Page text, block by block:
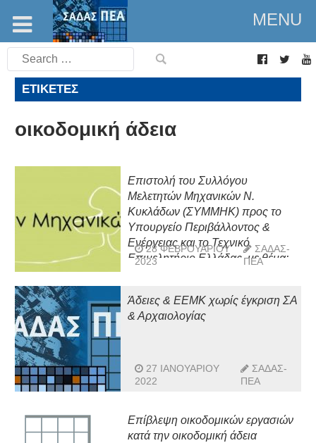
MENU
Search
for:
ΕΤΙΚΈΤΕΣ
οικοδομική άδεια
Επιστολή του Συλλόγου
Μελετητών Μηχανικών Ν.
Κυκλάδων (ΣΥΜΜΗΚ) προς το
Υπουργείο Περιβάλλοντος &
Ενέργειας και το Τεχνικό
Επιμελητήριο Ελλάδας, με θέμα:
έργων»
28 ΦΕΒΡΟΥΑΡΊΟΥ
2023
ΣΑΔΑΣ-
ΠΕΑ
Άδειες & ΕΕΜΚ χωρίς έγκριση ΣΑ
& Αρχαιολογίας
27 ΙΑΝΟΥΑΡΊΟΥ
2022
ΣΑΔΑΣ-
ΠΕΑ
Επίβλεψη οικοδομικών εργασιών
κατά την οικοδομική άδεια